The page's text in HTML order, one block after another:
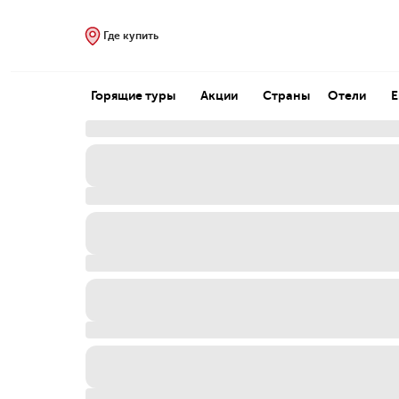
Где купить
Горящие туры Акции Страны Отели